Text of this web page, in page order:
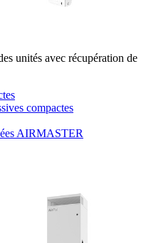
unités avec récupération de
compactes
AIRMASTER